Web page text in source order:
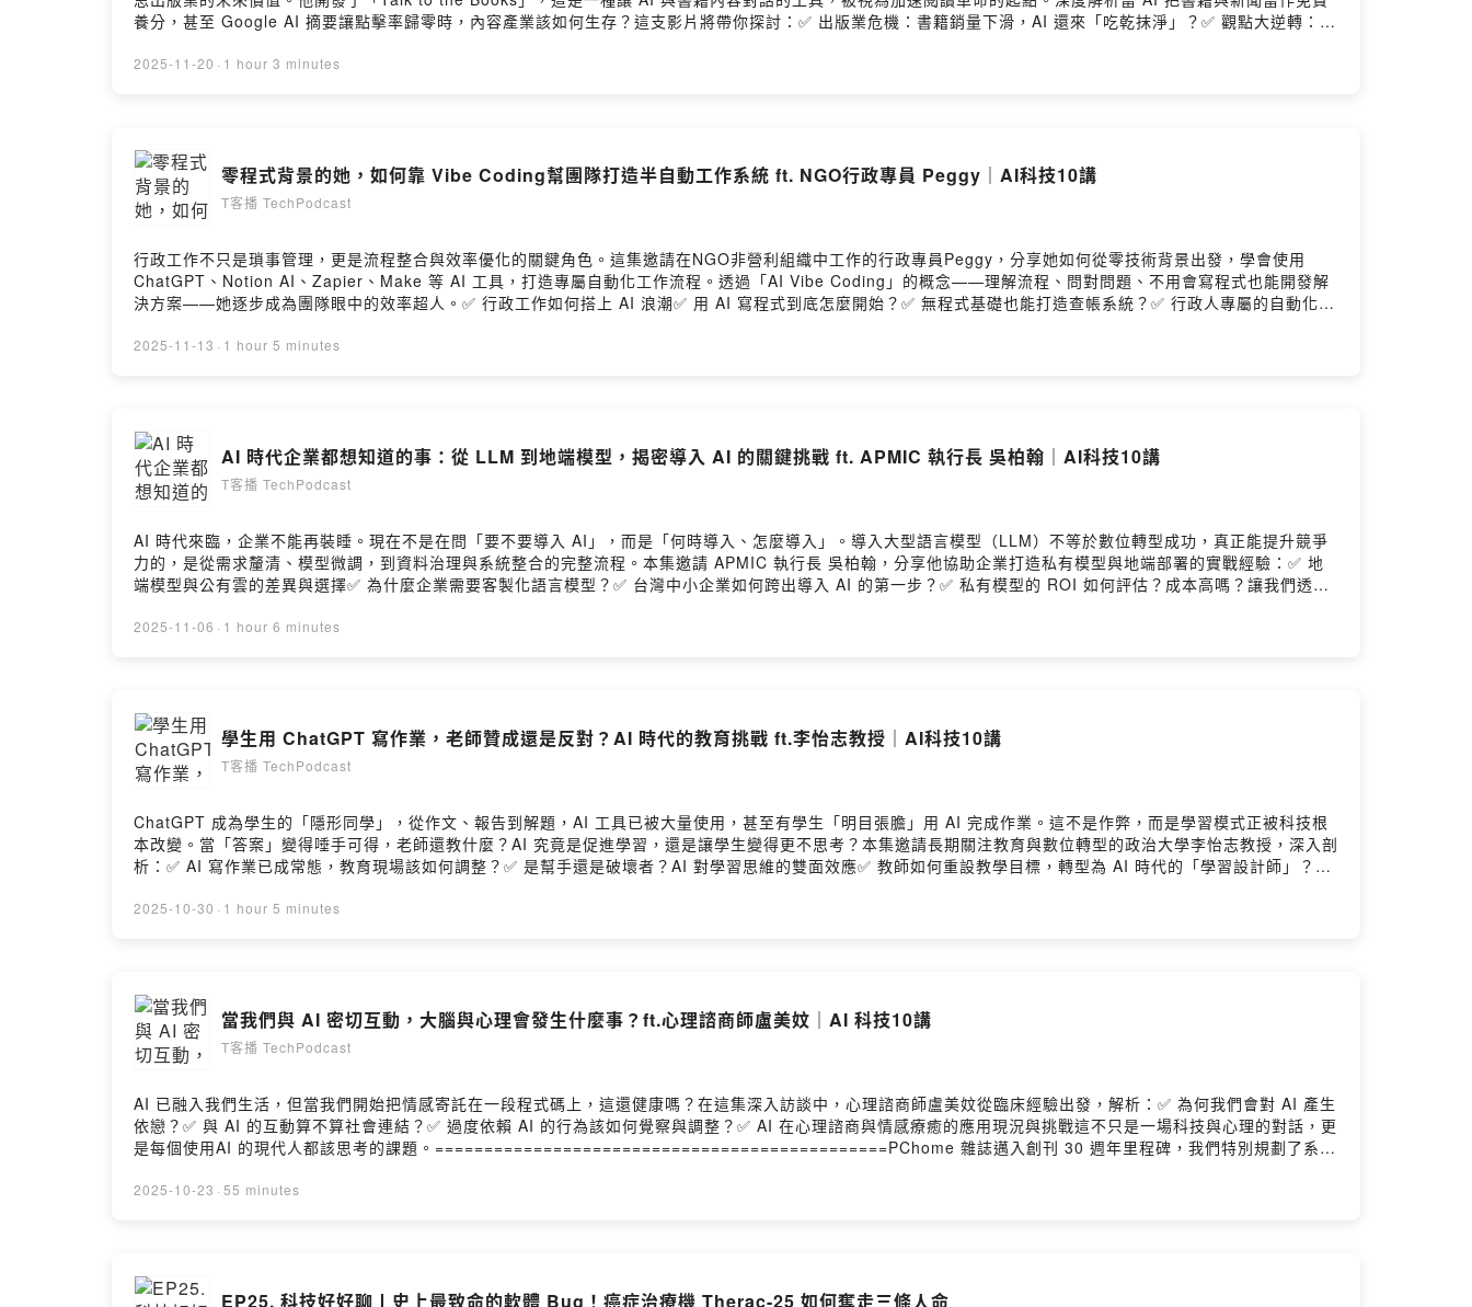
養分，甚至 Google AI 摘要讓點擊率歸零時，內容產業該如何生存？這支影片將帶你探討：✅ 出版業危機：書籍銷量下滑，AI 還來「吃乾抹淨」？✅ 觀點大逆轉：為
代，如何將短期資訊轉化為長期智慧？如果你是出版人、愛書人，或是對生成式 AI 衝擊產業感興趣的觀眾，這集對談將顛覆你對「閱讀」與「科技」的想像。
2025-11-20 · 1 hour 3 minutes
零程式背景的她，如何靠 Vibe Coding幫團隊打造半自動工作系統 ft. NGO行政專員 Peggy｜AI科技10講
T客播 TechPodcast
行政工作不只是瑣事管理，更是流程整合與效率優化的關鍵角色。這集邀請在NGO非營利組織中工作的行政專員Peggy，分享她如何從零技術背景出發，學會使用
ChatGPT、Notion AI、Zapier、Make 等 AI 工具，打造專屬自動化工作流程。透過「AI Vibe Coding」的概念——理解流程、問對問題、不用會寫程式也能開發解
決方案——她逐步成為團隊眼中的效率超人。✅ 行政工作如何搭上 AI 浪潮✅ 用 AI 寫程式到底怎麼開始？✅ 無程式基礎也能打造查帳系統？✅ 行政人專屬的自動化神
2025-11-13 · 1 hour 5 minutes
AI 時代企業都想知道的事：從 LLM 到地端模型，揭密導入 AI 的關鍵挑戰 ft. APMIC 執行長 吳柏翰｜AI科技10講
T客播 TechPodcast
AI 時代來臨，企業不能再裝睡。現在不是在問「要不要導入 AI」，而是「何時導入、怎麼導入」。導入大型語言模型（LLM）不等於數位轉型成功，真正能提升競爭
力的，是從需求釐清、模型微調，到資料治理與系統整合的完整流程。本集邀請 APMIC 執行長 吳柏翰，分享他協助企業打造私有模型與地端部署的實戰經驗：✅ 地
端模型與公有雲的差異與選擇✅ 為什麼企業需要客製化語言模型？✅ 台灣中小企業如何跨出導入 AI 的第一步？✅ 私有模型的 ROI 如何評估？成本高嗎？讓我們透過
週年里程碑，我們特別規劃了系列影音專題《AI科技10講》。AI 正在加速重塑工作與生活的樣貌，影響產業結構、專業角色與社會發展。我們希望透過這個專題，從
2025-11-06 · 1 hour 6 minutes
學生用 ChatGPT 寫作業，老師贊成還是反對？AI 時代的教育挑戰 ft.李怡志教授｜AI科技10講
T客播 TechPodcast
ChatGPT 成為學生的「隱形同學」，從作文、報告到解題，AI 工具已被大量使用，甚至有學生「明目張膽」用 AI 完成作業。這不是作弊，而是學習模式正被科技根
本改變。當「答案」變得唾手可得，老師還教什麼？AI 究竟是促進學習，還是讓學生變得更不思考？本集邀請長期關注教育與數位轉型的政治大學李怡志教授，深入剖
析：✅ AI 寫作業已成常態，教育現場該如何調整？✅ 是幫手還是破壞者？AI 對學習思維的雙面效應✅ 教師如何重設教學目標，轉型為 AI 時代的「學習設計師」？✅
2025-10-30 · 1 hour 5 minutes
當我們與 AI 密切互動，大腦與心理會發生什麼事？ft.心理諮商師盧美妏｜AI 科技10講
T客播 TechPodcast
AI 已融入我們生活，但當我們開始把情感寄託在一段程式碼上，這還健康嗎？在這集深入訪談中，心理諮商師盧美妏從臨床經驗出發，解析：✅ 為何我們會對 AI 產生
依戀？✅ 與 AI 的互動算不算社會連結？✅ 過度依賴 AI 的行為該如何覺察與調整？✅ AI 在心理諮商與情感療癒的應用現況與挑戰這不只是一場科技與心理的對話，更
是每個使用AI 的現代人都該思考的課題。==============================================PChome 雜誌邁入創刊 30 週年里程碑，我們特別規劃了系列
的第一線工作者，分享自身經驗與觀察，帶給讀者與觀眾最真實的分析與洞察。===============================================📢歡迎留言分享你與
2025-10-23 · 55 minutes
EP25. 科技好好聊丨史上最致命的軟體 Bug！癌症治療機 Therac-25 如何奪走三條人命